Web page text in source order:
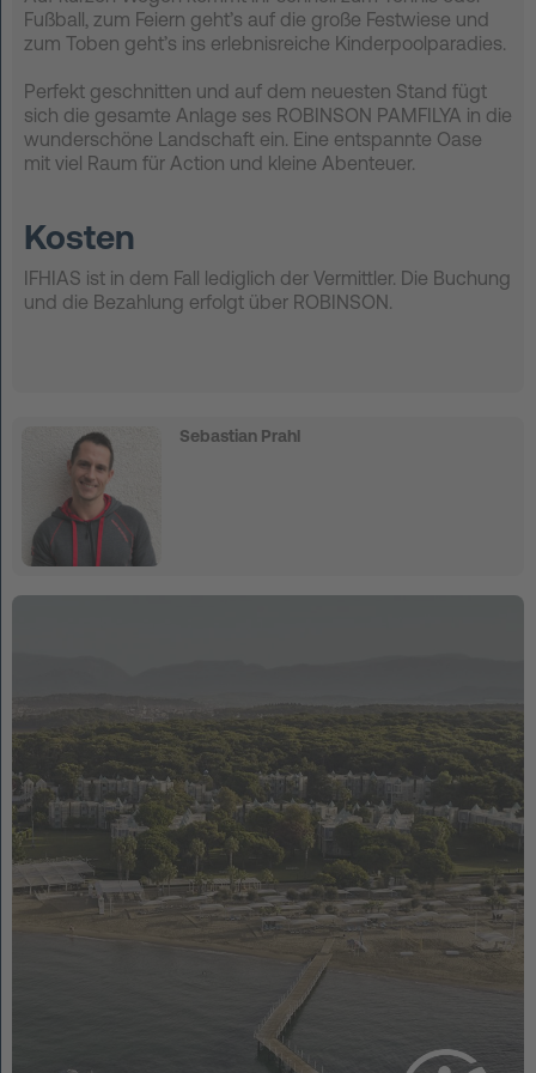
Fußball, zum Feiern geht’s auf die große Festwiese und
zum Toben geht’s ins erlebnisreiche Kinderpoolparadies.
Perfekt geschnitten und auf dem neuesten Stand fügt
sich die gesamte Anlage ses ROBINSON PAMFILYA in die
wunderschöne Landschaft ein. Eine entspannte Oase
mit viel Raum für Action und kleine Abenteuer.
Kosten
IFHIAS ist in dem Fall lediglich der Vermittler. Die Buchung
und die Bezahlung erfolgt über ROBINSON.
Sebastian Prahl